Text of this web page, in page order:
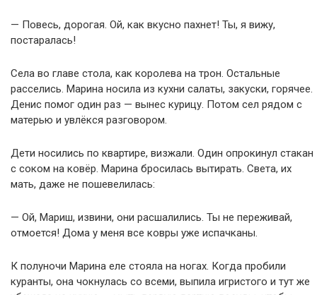
— Повесь, дорогая. Ой, как вкусно пахнет! Ты, я вижу,
постаралась!
Села во главе стола, как королева на трон. Остальные
расселись. Марина носила из кухни салаты, закуски, горячее.
Денис помог один раз — вынес курицу. Потом сел рядом с
матерью и увлёкся разговором.
Дети носились по квартире, визжали. Один опрокинул стакан
с соком на ковёр. Марина бросилась вытирать. Света, их
мать, даже не пошевелилась:
— Ой, Мариш, извини, они расшалились. Ты не переживай,
отмоется! Дома у меня все ковры уже испачканы.
К полуночи Марина еле стояла на ногах. Когда пробили
куранты, она чокнулась со всеми, выпила игристого и тут же